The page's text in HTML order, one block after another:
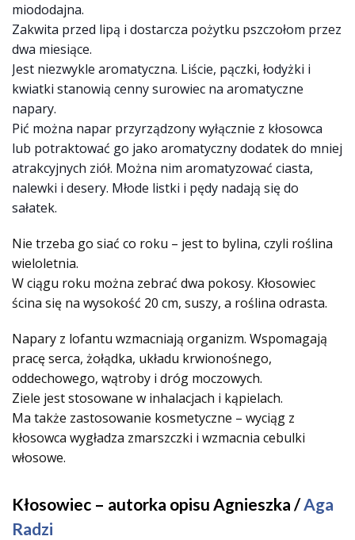
miododajna.
Zakwita przed lipą i dostarcza pożytku pszczołom przez
dwa miesiące.
Jest niezwykle aromatyczna. Liście, pączki, łodyżki i
kwiatki stanowią cenny surowiec na aromatyczne
napary.
Pić można napar przyrządzony wyłącznie z kłosowca
lub potraktować go jako aromatyczny dodatek do mniej
atrakcyjnych ziół. Można nim aromatyzować ciasta,
nalewki i desery. Młode listki i pędy nadają się do
sałatek.
Nie trzeba go siać co roku – jest to bylina, czyli roślina
wieloletnia.
W ciągu roku można zebrać dwa pokosy. Kłosowiec
ścina się na wysokość 20 cm, suszy, a roślina odrasta.
Napary z lofantu wzmacniają organizm. Wspomagają
pracę serca, żołądka, układu krwionośnego,
oddechowego, wątroby i dróg moczowych.
Ziele jest stosowane w inhalacjach i kąpielach.
Ma także zastosowanie kosmetyczne – wyciąg z
kłosowca wygładza zmarszczki i wzmacnia cebulki
włosowe.
Kłosowiec – autorka opisu Agnieszka /Aga
Radzi